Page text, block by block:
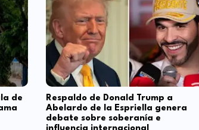
de
Respaldo de Donald Trump a
Abelardo de la Espriella genera
debate sobre soberanía e